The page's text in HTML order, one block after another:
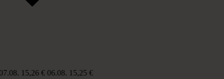
15,26 € 06.08. 15,25 €